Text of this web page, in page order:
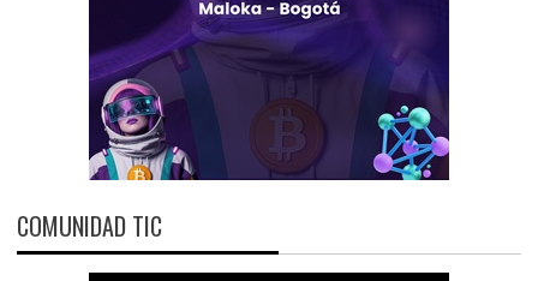
COMUNIDAD TIC